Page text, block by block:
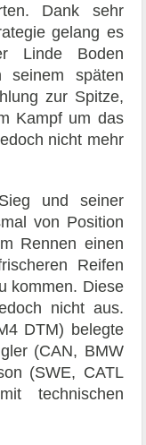
Dank sehr
gelang es
Linde Boden
seinem späten
zur Spitze,
Kampf um das
nicht mehr
und seiner
von Position
Rennen einen
Reifen
kommen. Diese
nicht aus.
DTM) belegte
(CAN, BMW
(SWE, CATL
technischen